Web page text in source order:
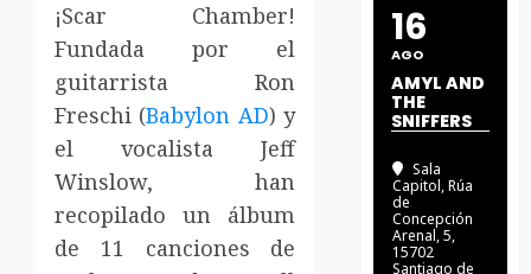
¡Scar Chamber!
Fundada por el
guitarrista Ron
Freschi (Babylon AD) y
el vocalista Jeff
Winslow, han
recopilado un álbum
de 11 canciones de
16
AGO
AMYL AND
THE
SNIFFERS
Sala
Capitol, Rúa
de
Concepción
Arenal, 5,
15702
Santiago de